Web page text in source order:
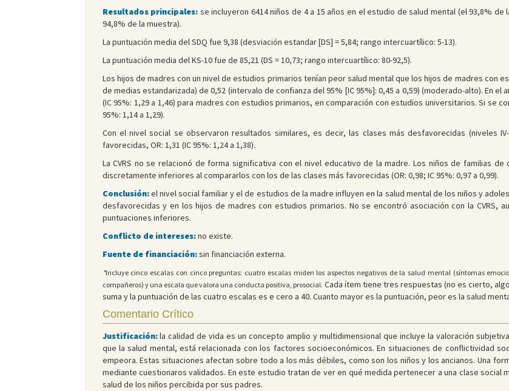
Resultados principales: se incluyeron 6414 niños de 4 a 15 años en el estudio de salud mental (el 93,8% de
94,8% de la muestra).
La puntuación media del SDQ fue 9,38 (desviación estandar [DS] = 5,84; rango intercuartílico: 5-13).
La puntuación media del KS-10 fue de 85,21 (DS = 10,73; rango intercuartílico: 80-92,5).
Los hijos de madres con un nivel de estudios primarios tenían peor salud mental que los hijos de madres con
de medias estandarizada) de 0,52 (intervalo de confianza del 95% [IC 95%]: 0,45 a 0,59) (moderado-alto). En
(IC 95%: 1,29 a 1,46) para madres con estudios primarios, en comparación con estudios universitarios. Si se
95%: 1,14 a 1,29).
Con el nivel social se observaron resultados similares, es decir, las clases más desfavorecidas (niveles
favorecidas, OR: 1,31 (IC 95%: 1,24 a 1,38).
La CVRS no se relacionó de forma significativa con el nivel educativo de la madre. Los niños de familias
discretamente inferiores al compararlos con los de las clases más favorecidas (OR: 0,98; IC 95%: 0,97 a 0,99).
Conclusión:el nivel social familiar y el de estudios de la madre influyen en la salud mental de los niños y
desfavorecidas y en los hijos de madres con estudios primarios. No se encontró asociación con la CVRS,
puntuaciones inferiores.
Conflicto de intereses:no existe.
Fuente de financiación:sin financiación externa.
*Incluye cinco escalas con cinco preguntas: cuatro escalas miden los aspectos negativos de la salud mental (síntomas
compañeros) y una escala que valora una conducta positiva, prosocial. Cada ítem tiene tres respuestas (no es cierto,
suma y la puntuación de las cuatro escalas es e cero a 40. Cuanto mayor es la puntuación, peor es la salud
Comentario Crítico
Justificación:la calidad de vida es un concepto amplio y multidimensional que incluye la valoración
que la salud mental, está relacionada con los factores socioeconómicos. En situaciones de conflictividad
empeora. Estas situaciones afectan sobre todo a los más débiles, como son los niños y los ancianos. Una
mediante cuestionaros validados. En este estudio tratan de ver en qué medida pertenecer a una clase social
salud de los niños percibida por sus padres.